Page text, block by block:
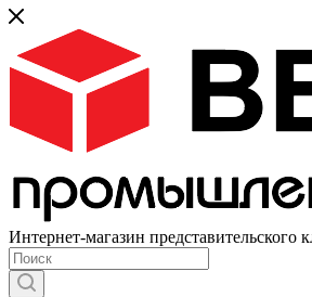
Интернет-магазин представительского